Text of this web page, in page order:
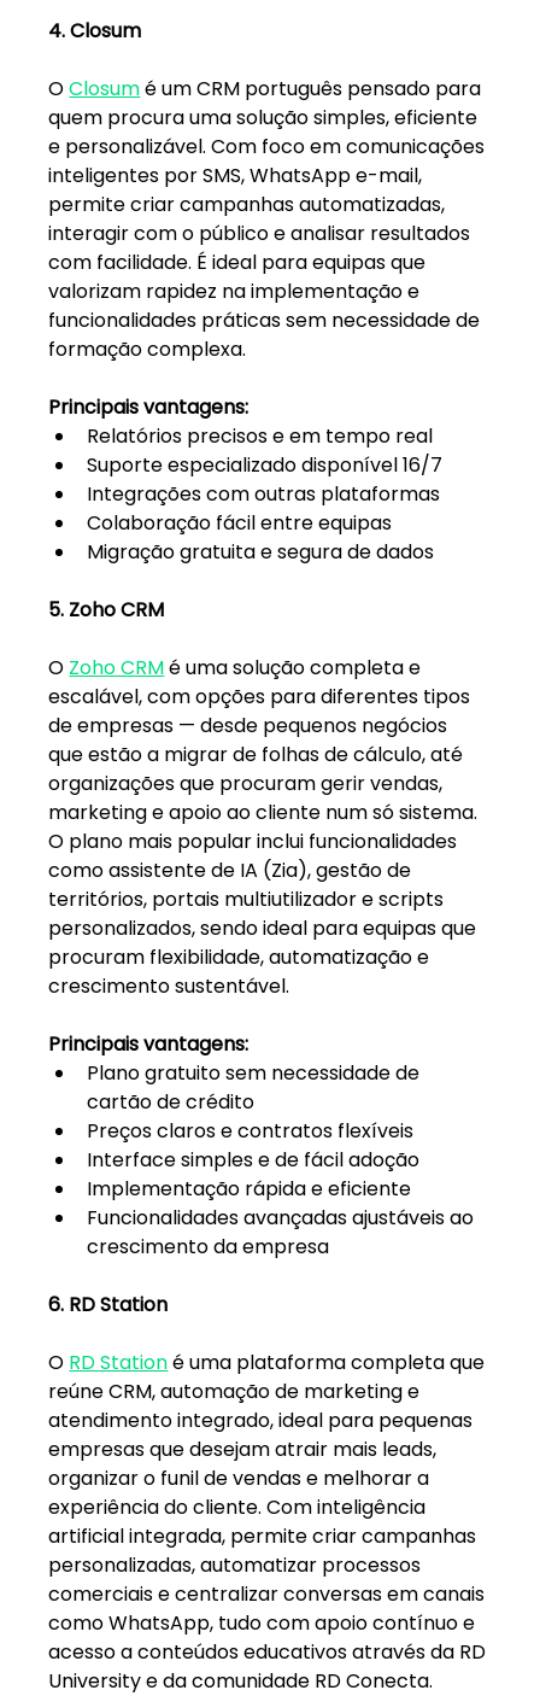
4. Closum
O Closum é um CRM português pensado para
quem procura uma solução simples, eficiente
e personalizável. Com foco em comunicações
inteligentes por SMS, WhatsApp e-mail,
permite criar campanhas automatizadas,
interagir com o público e analisar resultados
com facilidade. É ideal para equipas que
valorizam rapidez na implementação e
funcionalidades práticas sem necessidade de
formação complexa.
Principais vantagens:
Relatórios precisos e em tempo real
Suporte especializado disponível 16/7
Integrações com outras plataformas
Colaboração fácil entre equipas
Migração gratuita e segura de dados
5. Zoho CRM
O Zoho CRM é uma solução completa e
escalável, com opções para diferentes tipos
de empresas — desde pequenos negócios
que estão a migrar de folhas de cálculo, até
organizações que procuram gerir vendas,
marketing e apoio ao cliente num só sistema.
O plano mais popular inclui funcionalidades
como assistente de IA (Zia), gestão de
territórios, portais multiutilizador e scripts
personalizados, sendo ideal para equipas que
procuram flexibilidade, automatização e
crescimento sustentável.
Principais vantagens:
Plano gratuito sem necessidade de
cartão de crédito
Preços claros e contratos flexíveis
Interface simples e de fácil adoção
Implementação rápida e eficiente
Funcionalidades avançadas ajustáveis ao
crescimento da empresa
6. RD Station
O RD Station é uma plataforma completa que
reúne CRM, automação de marketing e
atendimento integrado, ideal para pequenas
empresas que desejam atrair mais leads,
organizar o funil de vendas e melhorar a
experiência do cliente. Com inteligência
artificial integrada, permite criar campanhas
personalizadas, automatizar processos
comerciais e centralizar conversas em canais
como WhatsApp, tudo com apoio contínuo e
acesso a conteúdos educativos através da RD
University e da comunidade RD Conecta.